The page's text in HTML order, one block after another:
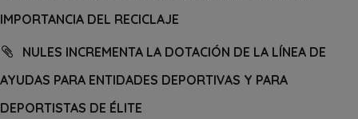
IMPORTANCIA DEL RECICLAJE
NULES INCREMENTA LA DOTACIÓN DE LA LÍNEA DE
AYUDAS PARA ENTIDADES DEPORTIVAS Y PARA
DEPORTISTAS DE ÉLITE